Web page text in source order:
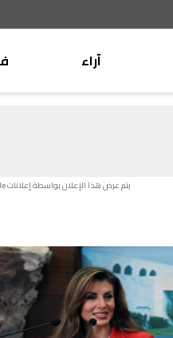
آراء
منبر
صحافة
أجنبية
بريد
القرّاء
يتم عرض هذا الإعلان بواسطة إعلانات Google، ولا يتحكم موقعنا في الإعلانات التي تظهر لكل مستخدم.